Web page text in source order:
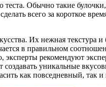
Обычно такие
всего за короткое
Их нежная текстура
в правильном
эксперты рекомендуют
уникальные
как повседневный, так